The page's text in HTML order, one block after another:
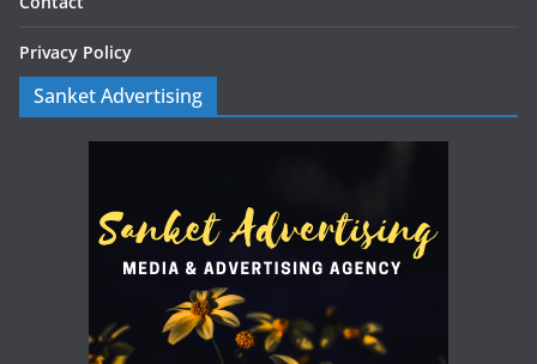
Privacy Policy
Sanket Advertising